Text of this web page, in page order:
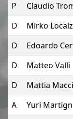
P
Claudio
D
Mirko
D
Edoardo
D
Matteo Valli
D
Mattia
A
Yuri